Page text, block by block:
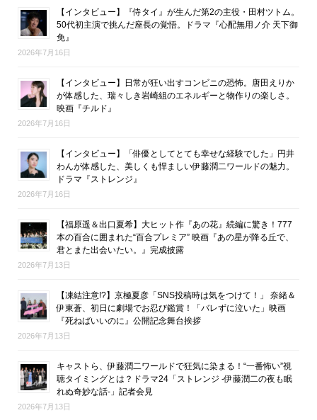
【インタビュー】『侍タイ』が生んだ第2の主役・田村ツトム。
50代初主演で挑んだ座長の覚悟。ドラマ『心配無用ノ介 天下御
免』
2026年7月16日
【インタビュー】日常が狂い出すコンビニの恐怖。唐田えりか
が体感した、瑞々しき岩崎組のエネルギーと物作りの楽しさ。
映画『チルド』
2026年7月16日
【インタビュー】「俳優としてとても幸せな経験でした」円井
わんが体感した、美しくも悍ましい伊藤潤二ワールドの魅力。
ドラマ『ストレンジ』
2026年7月16日
【福原遥＆出口夏希】大ヒット作『あの花』続編に驚き！777
本の百合に囲まれた“百合プレミア” 映画『あの星が降る丘で、
君とまた出会いたい。』完成披露
2026年7月13日
【凍結注意!?】京極夏彦「SNS投稿時は気をつけて！」 奈緒＆
伊東蒼、初日に劇場でお忍び鑑賞！「バレずに泣いた」映画
『死ねばいいのに』公開記念舞台挨拶
2026年7月13日
キャストら、伊藤潤二ワールドで狂気に染まる！“一番怖い”視
聴タイミングとは？ドラマ24「ストレンジ -伊藤潤二の夜も眠
れぬ奇妙な話-」記者会見
2026年7月13日